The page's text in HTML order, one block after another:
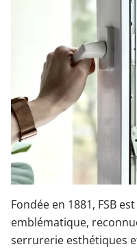
Conseils gratuits
Fondée en 1881, FSB
emblématique,
serrurerie esthétiques